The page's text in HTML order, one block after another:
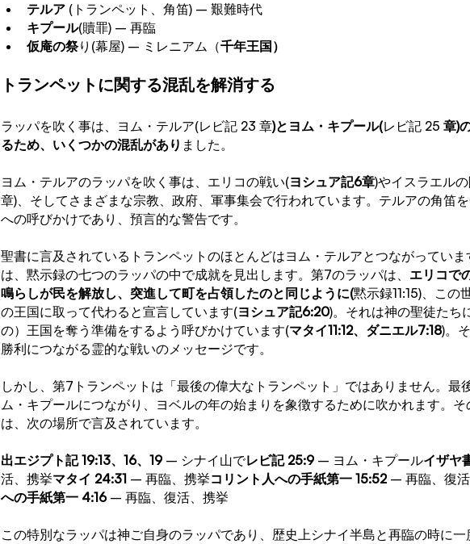
テルア (トランペット、角笛) – 艱難時代
キプール(贖罪) – 再臨
仮庵の祭り(幕屋) – ミレニアム（千年王国）
トランペットに関する混乱を解消する
ラッパを吹く事は、ヨム・テルア(レビ記 23 章)とヨム・キプール(レビ記 25 章)
るため、いくつかの混乱があり ました。
ヨム・テルアのラッパを吹く事は、エリコの戦い(ヨシュア記6章)やイスラエル
章)、そしてさまざまな宗教、政府、軍事集会で行われています。テルアの角笛
への呼びかけであり、預言的な警告です。
聖書に言及されているトランペットのほとんどはヨム・テルアとつながってい
は、黙示録の七つのラッパの中で成就を見出します。第7のラッパは、 エリコで
鳴らしが民を解放し、突進して町を占領したのと同じように(黙示録11:15)、この
の王国に取って代わると宣言しています(ヨシュア記6:20)。それは神の聖徒たち
の）王国を奪う準備をするよう呼びかけています(マタイ11:12、ダニエル7:18)。
勝利につながる霊的な戦いのメッセージです。
しかし、第7トランペットは「最後の偉大なトランペット」ではありません。最
ム・キプールにつながり、ヨベルの年の始まりを象徴するために吹かれます。そ
は、次の場所で言及されています。
出エジプト記 19:13、16、19 – シナイ山でレビ記 25:9 – ヨム・キプールイザヤ
活、携挙マタイ 24:31 – 再臨、携挙コリント人への手紙第一 15:52 – 再臨、復
への手紙第一 4:16 – 再臨、復活、携挙
この特別なラッパは神ご自身のラッパであり、歴史上シナイ半島と再臨の時に